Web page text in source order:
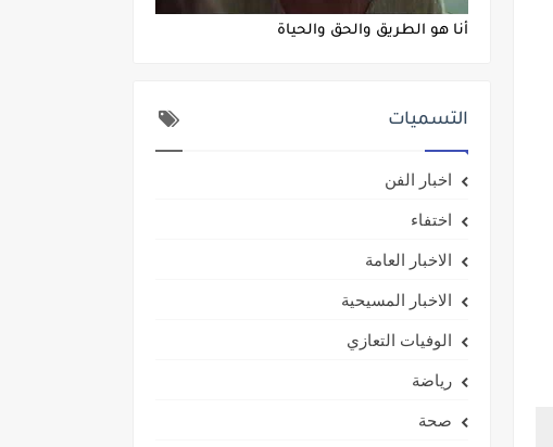
أنا هو الطريق والحق والحياة
التسميات
اخبار الفن
اختفاء
الاخبار العامة
الاخبار المسيحية
الوفيات التعازي
رياضة
صحة